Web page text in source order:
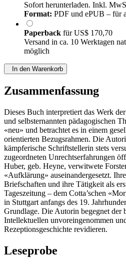
eBookfürUS$ 161,55
Sofort herunterladen. Inkl.
Format:
PaperbackfürUS$ 170,70
Versand in ca. 10 Werktagen
Zusammenfassung
Dieses Buch interpretiert das Werk
und selbsternannten pädagogischen
«neu» und betrachtet es in einem
orientierten Bezugsrahmen. Die
kämpferische Schriftstellerin stets
zugeordneten Unrechtserfahrungen
Huber, geb. Heyne, verwitwete
«Aufklärung» auseinandergesetzt.
Briefschaften und ihre Tätigkeit als
Tageszeitung – dem Cotta’schen
in Stuttgart anfangs des 19.
Grundlage. Die Autorin begegnet der
Intellektuellen unvoreingenommen
Leseprobe